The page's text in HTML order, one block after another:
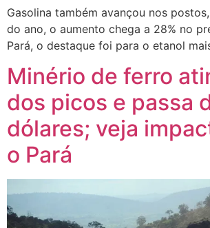
Gasolina também avançou nos
do ano, o aumento chega a 28% no
Pará, o destaque foi para o etanol
Minério de ferro
dos picos e passa
dólares; veja
o Pará